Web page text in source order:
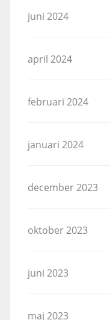
juni 2024
april 2024
februari 2024
januari 2024
december 2023
oktober 2023
juni 2023
maj 2023